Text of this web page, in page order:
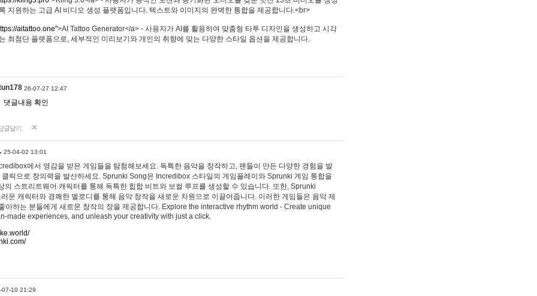
지원하는 고급 AI 비디오 생성 플랫폼입니다. 텍스트와 이미지의 완벽한 통합을 제공합니다.<br>
aitattoo.one">AI Tattoo Generator</a> - 사용자가 AI를 활용하여 맞춤형 타투 디자인을 생성하고 시각
최첨단 플랫폼으로, 세부적인 미리보기와 개인의 취향에 맞는 다양한 스타일 옵션을 제공합니다.
26-07-27 12:47
댓글내용 확인
글달기
25-04-02 13:01
에서 영감을 받은 게임들을 탐험해보세요. 독특한 음악을 창작하고, 팬들이 만든 다양한 경험을 발
클릭으로 창의력을 발산하세요. Sprunki Song은 Incredibox 스타일의 게임플레이와 Sprunki 게임 통합을
의 스트리트웨어 캐릭터를 통해 독특한 힙합 비트와 보컬 루프를 생성할 수 있습니다. 또한, Sprunki
운 캐릭터와 경쾌한 멜로디를 통해 음악 창작을 새로운 차원으로 이끌어줍니다. 이러한 게임들은 음악 제
아하는 분들에게 새로운 창작의 장을 제공합니다. Explore the interactive rhythm world - Create unique
made experiences, and unleash your creativity with just a click.
07-10 21:29